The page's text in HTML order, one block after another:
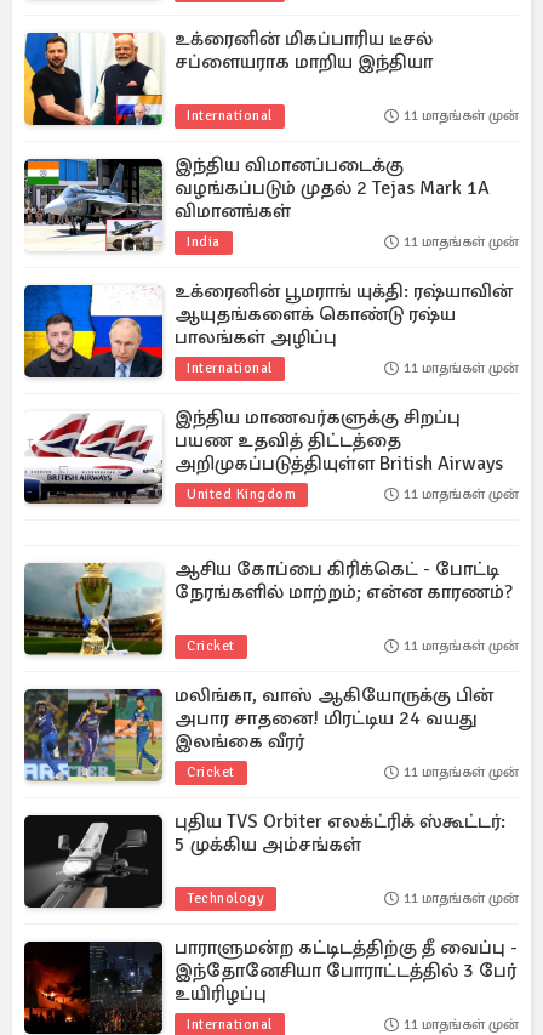
உக்ரைனின் மிகப்பாரிய டீசல்
சப்ளையராக மாறிய இந்தியா
International 11 மாதங்கள் முன்
இந்திய விமானப்படைக்கு
வழங்கப்படும் முதல் 2 Tejas Mark 1A
விமானங்கள்
India 11 மாதங்கள் முன்
உக்ரைனின் பூமராங் யுக்தி: ரஷ்யாவின்
ஆயுதங்களைக் கொண்டு ரஷ்ய
பாலங்கள் அழிப்பு
International 11 மாதங்கள் முன்
இந்திய மாணவர்களுக்கு சிறப்பு
பயண உதவித் திட்டத்தை
அறிமுகப்படுத்தியுள்ள British Airways
United Kingdom 11 மாதங்கள் முன்
ஆசிய கோப்பை கிரிக்கெட் - போட்டி
நேரங்களில் மாற்றம்; என்ன காரணம்?
Cricket 11 மாதங்கள் முன்
மலிங்கா, வாஸ் ஆகியோருக்கு பின்
அபார சாதனை! மிரட்டிய 24 வயது
இலங்கை வீரர்
Cricket 11 மாதங்கள் முன்
புதிய TVS Orbiter எலக்ட்ரிக் ஸ்கூட்டர்:
5 முக்கிய அம்சங்கள்
Technology 11 மாதங்கள் முன்
பாராளுமன்ற கட்டிடத்திற்கு தீ வைப்பு -
இந்தோனேசியா போராட்டத்தில் 3 பேர்
உயிரிழப்பு
International 11 மாதங்கள் முன்